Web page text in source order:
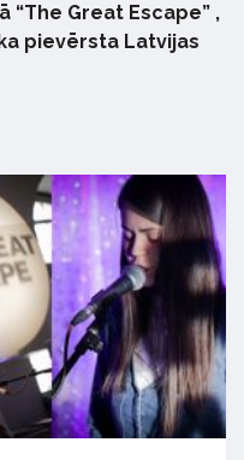
Great Escape” ,
pievērsta Latvijas